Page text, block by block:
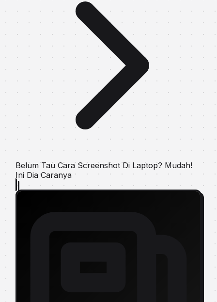
Belum Tau Cara Sсrееnѕhоt Dі Laptop? Mudah!
Ini Dia Caranya